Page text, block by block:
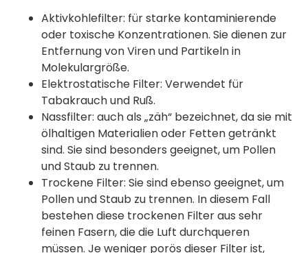
Aktivkohlefilter: für starke kontaminierende
oder toxische Konzentrationen. Sie dienen zur
Entfernung von Viren und Partikeln in
Molekulargröße.
Elektrostatische Filter: Verwendet für
Tabakrauch und Ruß.
Nassfilter: auch als „zäh“ bezeichnet, da sie mit
ölhaltigen Materialien oder Fetten getränkt
sind. Sie sind besonders geeignet, um Pollen
und Staub zu trennen.
Trockene Filter: Sie sind ebenso geeignet, um
Pollen und Staub zu trennen. In diesem Fall
bestehen diese trockenen Filter aus sehr
feinen Fasern, die die Luft durchqueren
müssen. Je weniger porös dieser Filter ist,